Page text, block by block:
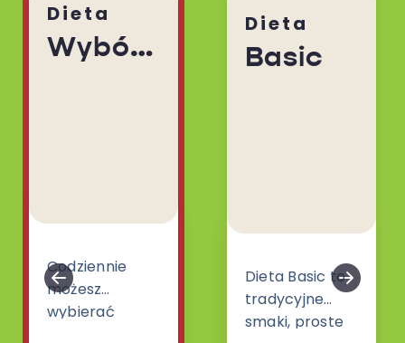
Dieta
Wybór Menu
Codziennie
możesz
wybierać
Dieta
Basic
Dieta Basic to
tradycyjne
smaki, proste